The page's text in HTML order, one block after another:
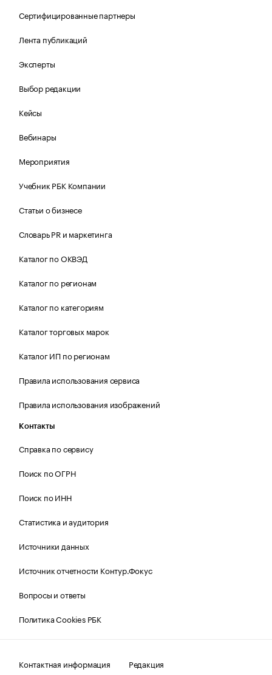
Сертифицированные партнеры
Лента публикаций
Эксперты
Выбор редакции
Кейсы
Вебинары
Мероприятия
Учебник РБК Компании
Статьи о бизнесе
Словарь PR и маркетинга
Каталог по ОКВЭД
Каталог по регионам
Каталог по категориям
Каталог торговых марок
Каталог ИП по регионам
Правила использования сервиса
Правила использования изображений
Контакты
Справка по сервису
Поиск по ОГРН
Поиск по ИНН
Статистика и аудитория
Источники данных
Источник отчетности Контур.Фокус
Вопросы и ответы
Политика Cookies РБК
Контактная информация Редакция